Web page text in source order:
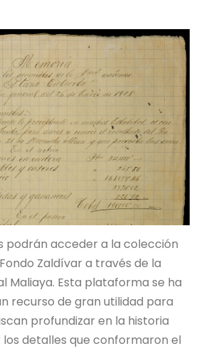
podrán acceder a la colección
Zaldívar a través de la
Maliaya. Esta plataforma se ha
recurso de gran utilidad para
profundizar en la historia
detalles que conformaron el